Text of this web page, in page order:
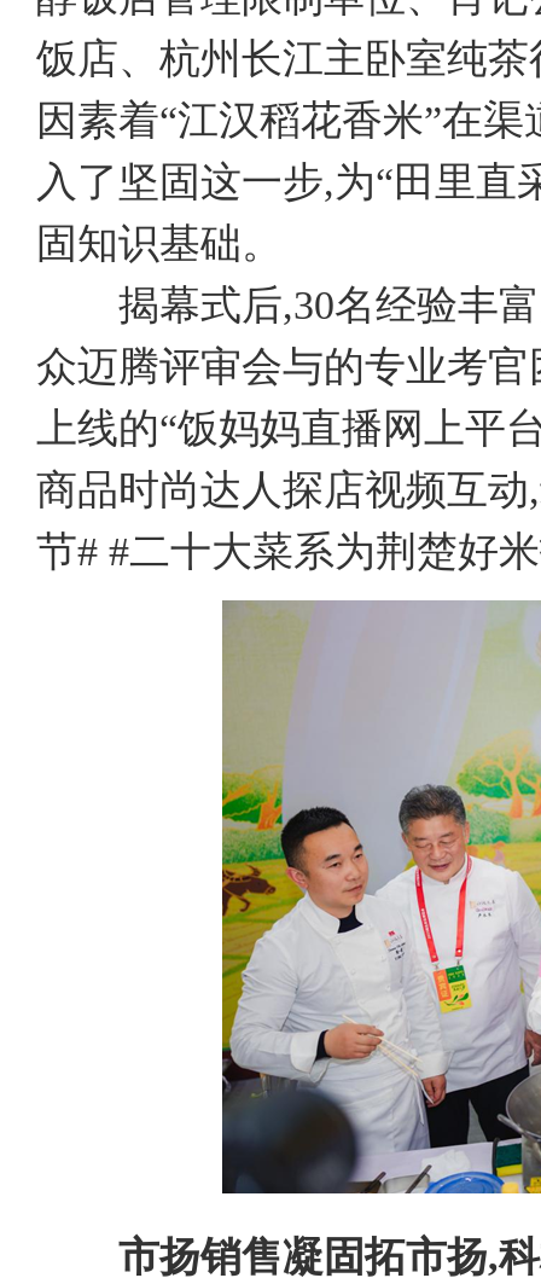
饭店、杭州长江主卧室纯
因素着“江汉稻花香米”在
入了坚固这一步,为“田里
固知识基础。
揭幕式后,30名经验丰富
众迈腾评审会与的专业考
上线的“饭妈妈直播网上平
商品时尚达人探店视频互
节# #二十大菜系为荆楚好
市扬销售凝固拓市扬,